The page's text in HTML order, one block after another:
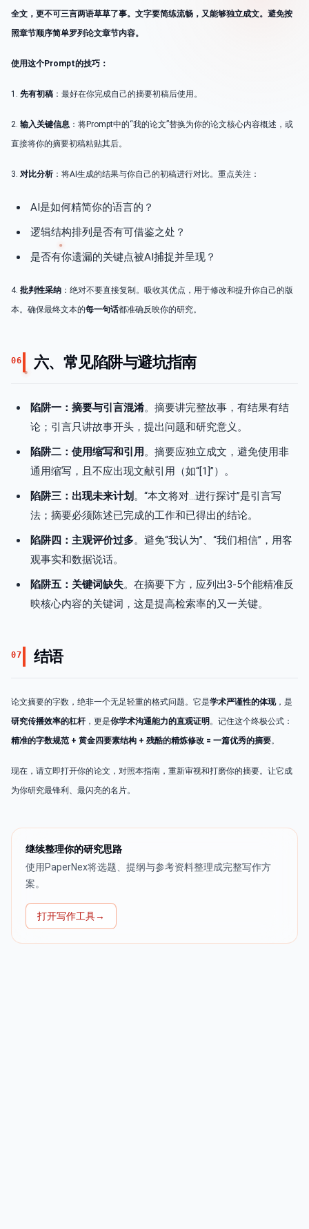
全文，更不可三言两语草草了事。文字要简练流畅，又能够独立成文。避免按
照章节顺序简单罗列论文章节内容。
使用这个Prompt的技巧：
1. 先有初稿 ：最好在你完成自己的摘要初稿后使用。
2. 输入关键信息 ：将Prompt中的“我的论文”替换为你的论文核心内容概述，或
直接将你的摘要初稿粘贴其后。
3. 对比分析 ：将AI生成的结果与你自己的初稿进行对比。重点关注：
AI是如何精简你的语言的？
逻辑结构排列是否有可借鉴之处？
是否有你遗漏的关键点被AI捕捉并呈现？
4. 批判性采纳 ：绝对不要直接复制。吸收其优点，用于修改和提升你自己的版
本。确保最终文本的每一句话都准确反映你的研究。
06 六、常见陷阱与避坑指南
陷阱一：摘要与引言混淆。摘要讲完整故事，有结果有结
论；引言只讲故事开头，提出问题和研究意义。
陷阱二：使用缩写和引用。摘要应独立成文，避免使用非
通用缩写，且不应出现文献引用（如“[1]”）。
陷阱三：出现未来计划 。“本文将对…进行探讨”是引言写
法；摘要必须陈述已完成的工作和已得出的结论。
陷阱四：主观评价过多。避免“我认为”、“我们相信”，用客
观事实和数据说话。
陷阱五：关键词缺失。在摘要下方，应列出3-5个能精准反
映核心内容的关键词，这是提高检索率的又一关键。
07 结语
论文摘要的字数，绝非一个无足轻重的格式问题。它是学术严谨性的体现，是
研究传播效率的杠杆，更是你学术沟通能力的直观证明 。记住这个终极公式：
精准的字数规范 + 黄金四要素结构 + 残酷的精炼修改 = 一篇优秀的摘要。
现在，请立即打开你的论文，对照本指南，重新审视和打磨你的摘要。让它成
为你研究最锋利、最闪亮的名片。
继续整理你的研究思路
使用PaperNex将选题、提纲与参考资料整理成完整写作方
案。
打开写作工具→